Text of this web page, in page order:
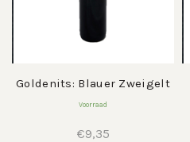
Goldenits: Blauer Zweigelt
Voorraad
€9,35